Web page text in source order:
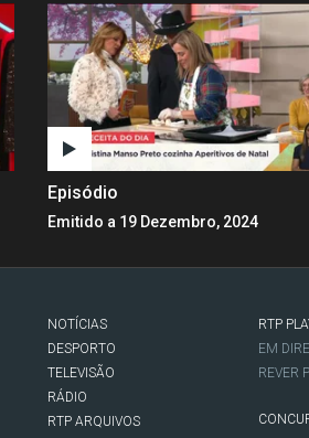
Episódio
Emitido a 19 Dezembro, 2024
NOTÍCIAS
DESPORTO
TELEVISÃO
RÁDIO
RTP ARQUIVOS
RTP
EM
REVER